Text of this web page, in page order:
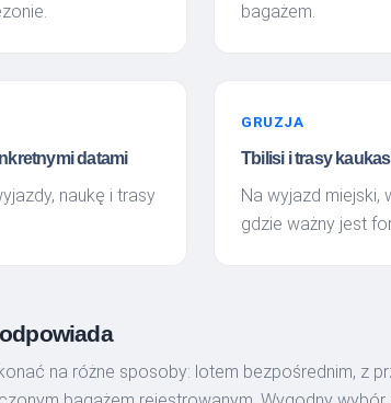
bagażem.
datami
naukę i trasy
GRUZJA
Tbilisi i trasy
Na wyjazd miejski,
gdzie ważny jest
na różne sposoby: lotem bezpośrednim, z